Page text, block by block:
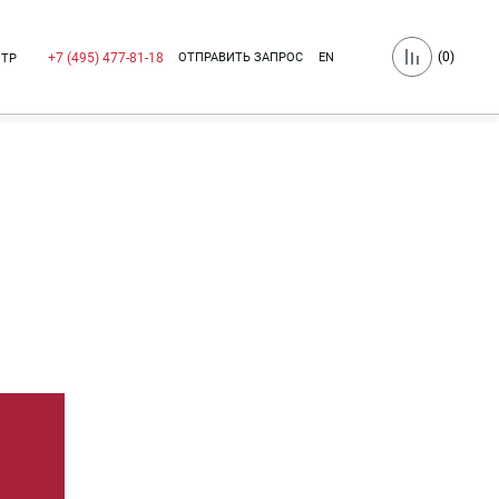
+7 (495) 477-81-18 ОТПРАВИТЬ ЗАПРОС EN (0)